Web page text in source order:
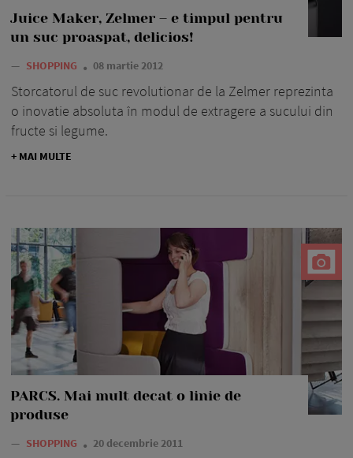
Juice Maker, Zelmer – e timpul pentru
un suc proaspat, delicios!
— SHOPPING 08 martie 2012
Storcatorul de suc revolutionar de la Zelmer reprezinta
o inovatie absoluta în modul de extragere a sucului din
fructe si legume.
+ MAI MULTE
PARCS. Mai mult decat o linie de
produse
— SHOPPING 20 decembrie 2011